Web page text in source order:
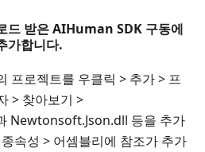
드 받은 AIHuman SDK 구동에
가합니다.
프로젝트를 우클릭 > 추가 > 프
> 찾아보기 >
Newtonsoft.Json.dll 등을 추가
속성 > 어셈블리에 참조가 추가